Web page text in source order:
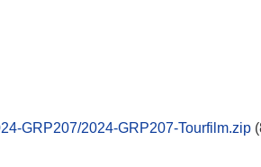
GRP207/2024-GRP207-Tourfilm.zip